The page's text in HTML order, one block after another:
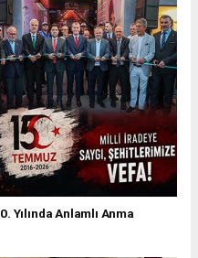
Yılında Anlamlı Anma